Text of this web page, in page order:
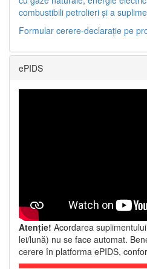
combustibili petrolieri și a
Formular cerere-declarație pe
ePIDS
Atenție! Acordarea
lei/lună) nu se face automat.
cerere în platforma ePIDS,